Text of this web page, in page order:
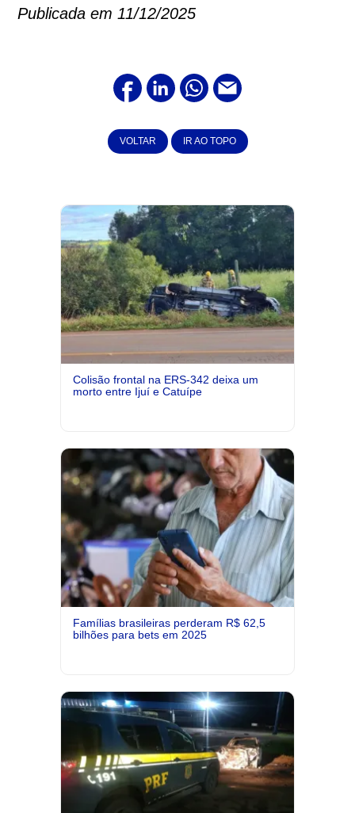
Publicada em 11/12/2025
VOLTAR IR AO TOPO
Colisão frontal na ERS-342 deixa um
morto entre Ijuí e Catuípe
Famílias brasileiras perderam R$ 62,5
bilhões para bets em 2025